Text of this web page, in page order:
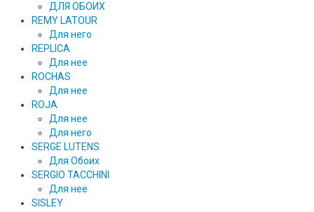
ДЛЯ ОБОИХ
REMY LATOUR
Для него
REPLICA
Для нее
ROCHAS
Для нее
ROJA
Для нее
Для него
SERGE LUTENS
Для Обоих
SERGIO TACCHINI
Для нее
SISLEY